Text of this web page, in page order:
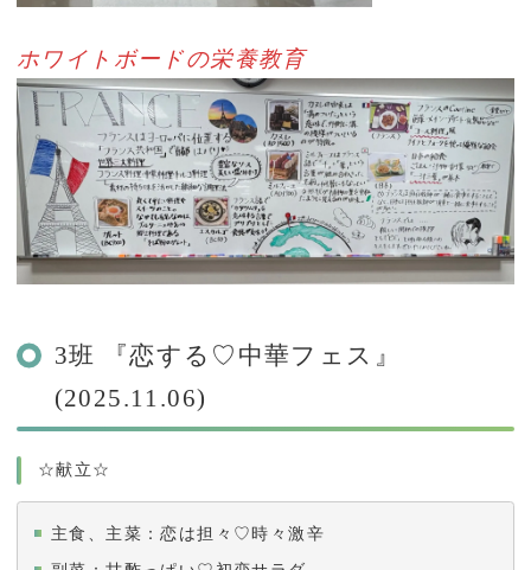
ホワイトボードの栄養教育
3班 『恋する♡中華フェス』
(2025.11.06)
☆献立☆
主食、主菜：恋は担々♡時々激辛